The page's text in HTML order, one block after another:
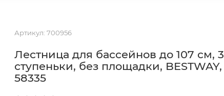
Артикул: 700956
Лестница для бассейнов до 107 см, 3
ступеньки, без площадки, BESTWAY,
58335